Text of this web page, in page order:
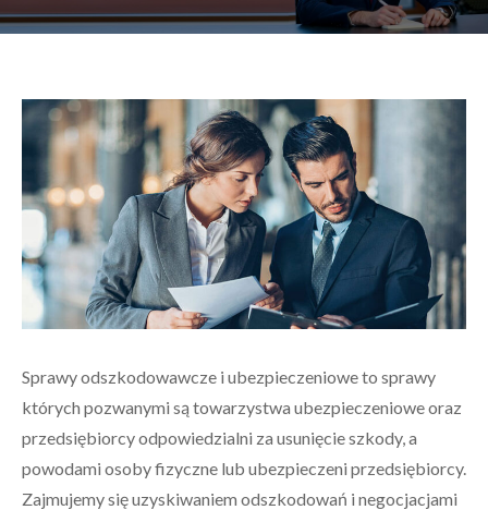
Sprawy odszkodowawcze i ubezpieczeniowe to sprawy
których pozwanymi są towarzystwa ubezpieczeniowe oraz
przedsiębiorcy odpowiedzialni za usunięcie szkody, a
powodami osoby fizyczne lub ubezpieczeni przedsiębiorcy.
Zajmujemy się uzyskiwaniem odszkodowań i negocjacjami